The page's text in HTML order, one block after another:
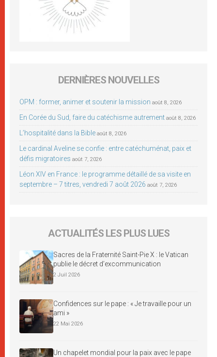
DERNIÈRES NOUVELLES
OPM : former, animer et soutenir la mission août 8, 2026
En Corée du Sud, faire du catéchisme autrement août 8, 2026
L’hospitalité dans la Bible août 8, 2026
Le cardinal Aveline se confie : entre catéchuménat, paix et
défis migratoires août 7, 2026
Léon XIV en France : le programme détaillé de sa visite en
septembre – 7 titres, vendredi 7 août 2026 août 7, 2026
ACTUALITÉS LES PLUS LUES
Sacres de la Fraternité Saint-Pie X : le Vatican
publie le décret d’excommunication
2 Juil 2026
Confidences sur le pape : « Je travaille pour un
ami »
22 Mai 2026
Un chapelet mondial pour la paix avec le pape